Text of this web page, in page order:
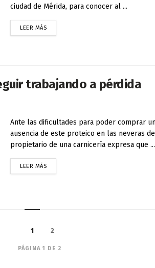
ciudad de Mérida, para conocer al ...
LEER MÁS
trabajando a pérdida
Ante las dificultades para poder comprar
ausencia de este proteico en las neveras
propietario de una carnicería expresa que ...
LEER MÁS
PÁGINA 1 DE 2
1 2